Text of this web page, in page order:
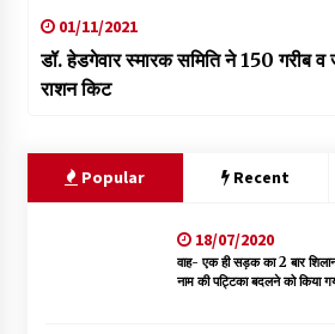
01/11/2021
डॉ. हेडगेवार स्मारक समिति ने 150 गरीब व
राशन किट
Popular Recent
18/07/2020
वाह- एक ही सड़क का 2 बार
नाम की पट्टिका बदलने को किया